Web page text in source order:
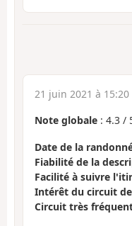
21 juin 2021 à 15:20
Note globale : 4.3 /
Date de la
Fiabilité de la
Facilité à suivre
Intérêt du circuit
Circuit très